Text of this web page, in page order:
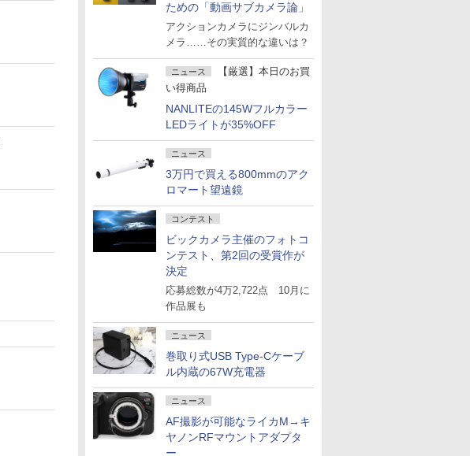
ための「動画サブカメラ論」
アクションカメラにジンバルカ
メラ……その実質的な違いは？
ニュース
【厳選】本日のお買
い得商品
NANLITEの145Wフルカラー
LEDライトが35%OFF
ニュース
3万円で買える800mmのアク
ロマート望遠鏡
コンテスト
ビックカメラ主催のフォトコ
ンテスト、第2回の受賞作が
決定
応募総数が4万2,722点 10月に
作品展も
ニュース
巻取り式USB Type-Cケーブ
ル内蔵の67W充電器
ニュース
AF撮影が可能なライカM→キ
ヤノンRFマウントアダプタ
ー